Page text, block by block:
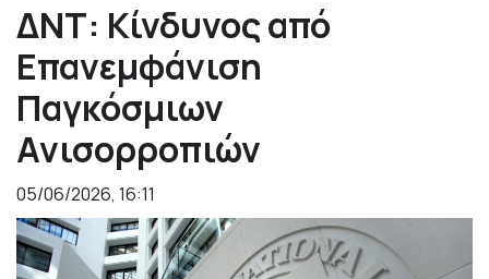
ΔΝΤ: Κίνδυνος από
Επανεμφάνιση
Παγκόσμιων
Ανισορροπιών
05/06/2026, 16:11